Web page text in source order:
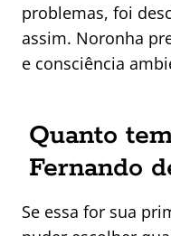
problemas, foi
assim. Noronha
e consciência
Quanto
Fernando
Se essa for sua